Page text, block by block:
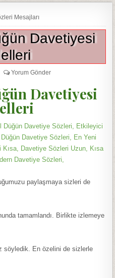
Mesajları
Davetiyesi
Yorum Gönder
Davetiyesi
Düğün Davetiye Sözleri, Etkileyici
Davetiye Sözleri, En Yeni
Davetiye Sözleri Uzun, Kısa
Davetiye Sözleri,
paylaşmaya sizleri de
tamamlandı. Birlikte izlemeye
söyledik. En özelini de sizlerle